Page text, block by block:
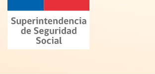
contenido
principal
Superintendencia
de
Seguridad
(SUSESO)